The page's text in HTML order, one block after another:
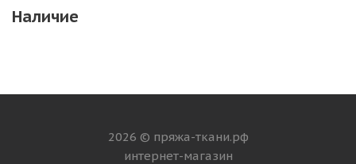
Наличие
2026 © пряжа-ткани.рф
интернет-магазин